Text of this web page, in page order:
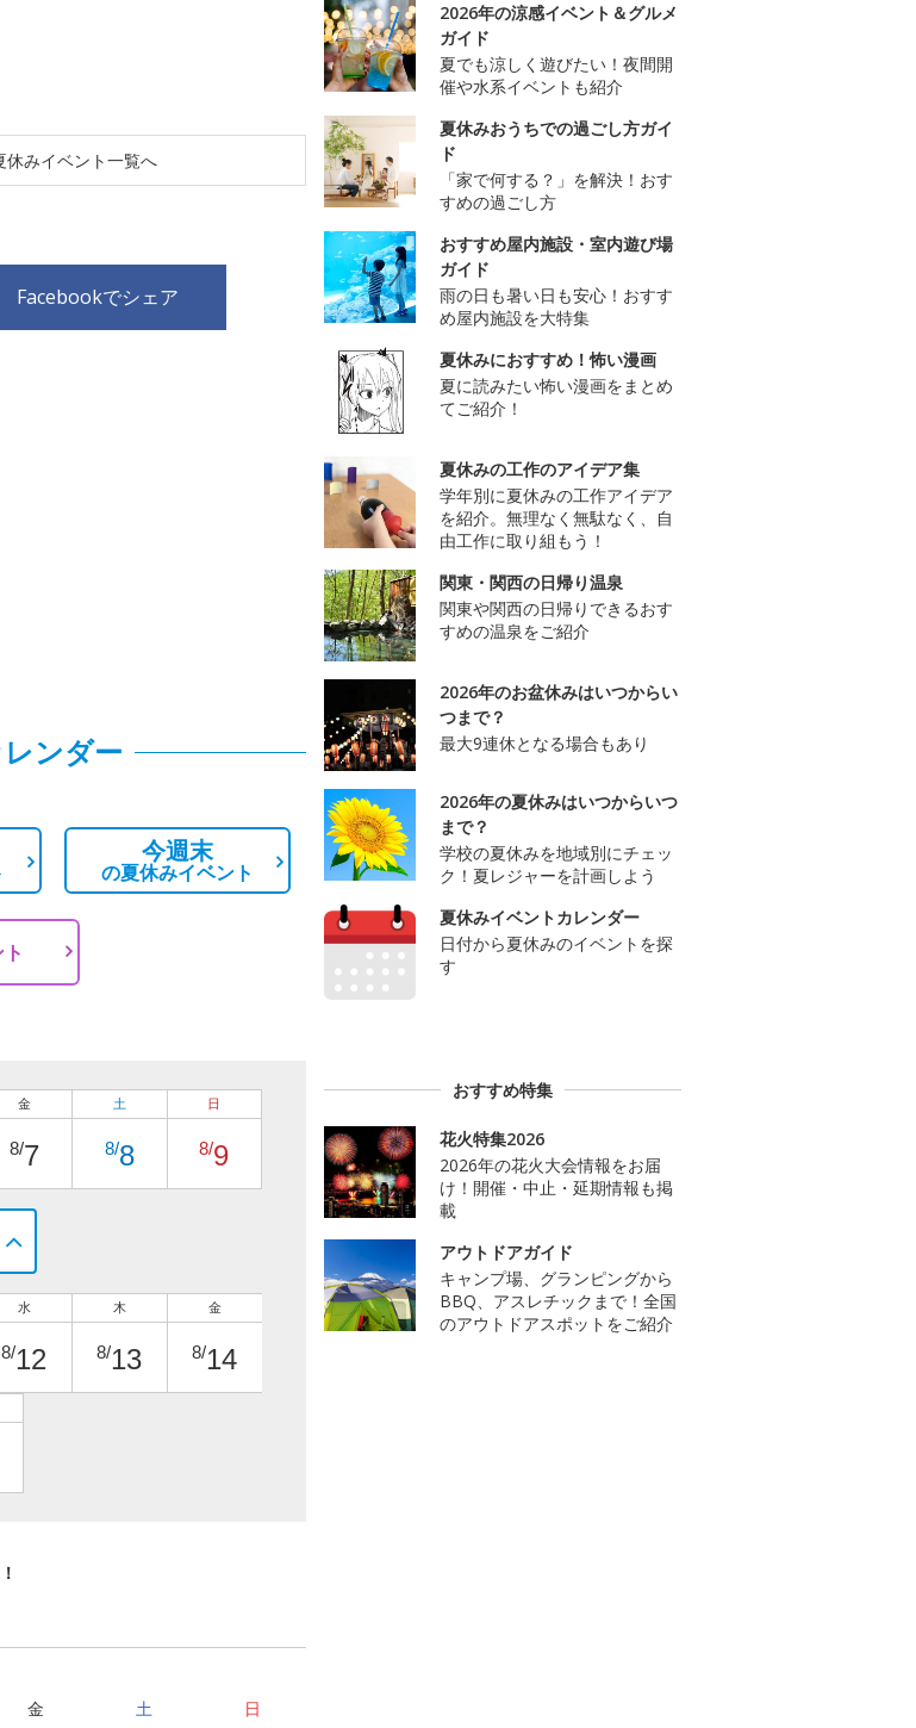
休みイベント一覧へ
Facebookでシェア
ンダー
今週末
の夏休みイベント
金
8/7
土
8/8
日
8/9
水
8/12
木
8/13
金
8/14
金 土 日
2026年の涼感イベント＆グルメ
ガイド
夏でも涼しく遊びたい！夜間開
催や水系イベントも紹介
夏休みおうちでの過ごし方ガイ
ド
「家で何する？」を解決！おす
すめの過ごし方
おすすめ屋内施設・室内遊び場
ガイド
雨の日も暑い日も安心！おすす
め屋内施設を大特集
夏休みにおすすめ！怖い漫画
夏に読みたい怖い漫画をまとめ
てご紹介！
夏休みの工作のアイデア集
学年別に夏休みの工作アイデア
を紹介。無理なく無駄なく、自
由工作に取り組もう！
関東・関西の日帰り温泉
関東や関西の日帰りできるおす
すめの温泉をご紹介
2026年のお盆休みはいつからい
つまで？
最大9連休となる場合もあり
2026年の夏休みはいつからいつ
まで？
学校の夏休みを地域別にチェッ
ク！夏レジャーを計画しよう
夏休みイベントカレンダー
日付から夏休みのイベントを探
す
おすすめ特集
花火特集2026
2026年の花火大会情報をお届
け！開催・中止・延期情報も掲
載
アウトドアガイド
キャンプ場、グランピングから
BBQ、アスレチックまで！全国
のアウトドアスポットをご紹介